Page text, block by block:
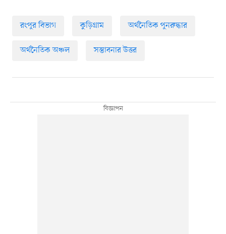
রংপুর বিভাগ কুড়িগ্রাম অর্থনৈতিক পুনরুদ্ধার
অর্থনৈতিক অঞ্চল সম্ভাবনার উত্তর